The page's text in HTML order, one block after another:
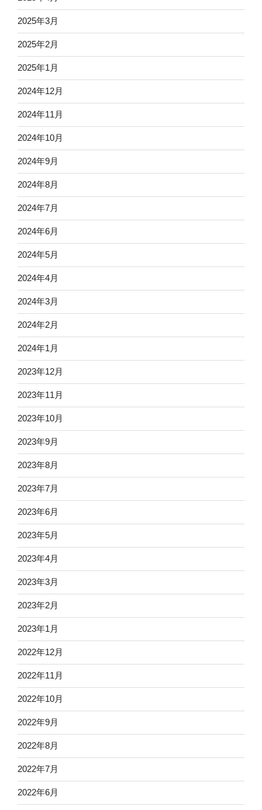
2025年3月
2025年2月
2025年1月
2024年12月
2024年11月
2024年10月
2024年9月
2024年8月
2024年7月
2024年6月
2024年5月
2024年4月
2024年3月
2024年2月
2024年1月
2023年12月
2023年11月
2023年10月
2023年9月
2023年8月
2023年7月
2023年6月
2023年5月
2023年4月
2023年3月
2023年2月
2023年1月
2022年12月
2022年11月
2022年10月
2022年9月
2022年8月
2022年7月
2022年6月